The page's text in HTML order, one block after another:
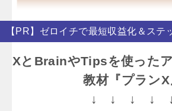
【PR】ゼロイチで最短収益化＆ステ
XとBrainやTipsを使った
教材『プランX
↓ ↓ ↓ ↓